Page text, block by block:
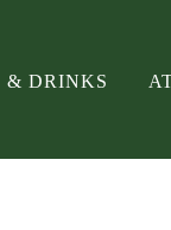
& DRINKS